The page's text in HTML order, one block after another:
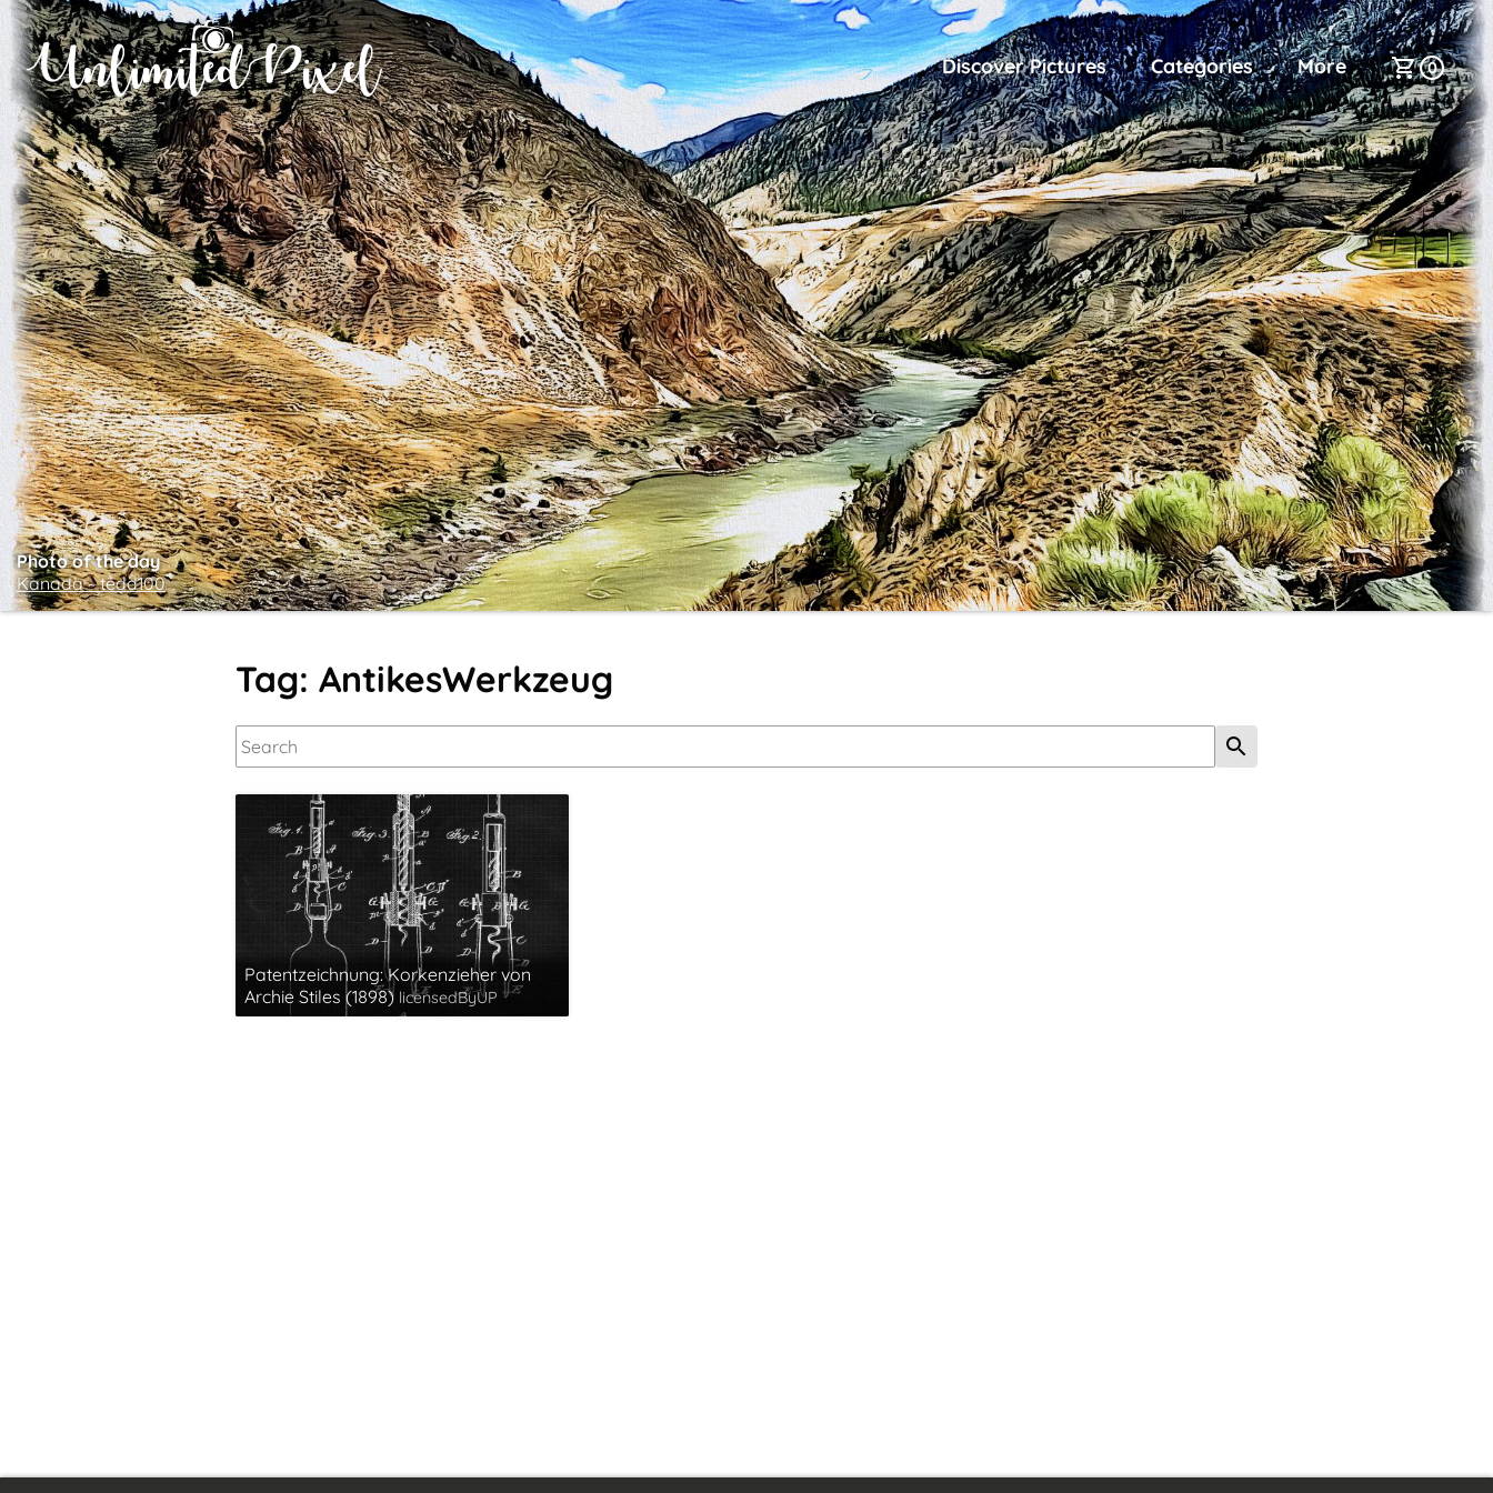
Discover Pictures Categories More 0
Photo of the day
Kanada ~ tedd100
Tag: AntikesWerkzeug
Patentzeichnung: Korkenzieher von
Archie Stiles (1898) licensedByUP